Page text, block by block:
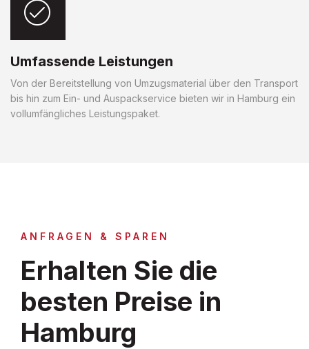
Umfassende Leistungen
Von der Bereitstellung von Umzugsmaterial über den Transport
bis hin zum Ein- und Auspackservice bieten wir in Hamburg ein
vollumfängliches Leistungspaket.
ANFRAGEN & SPAREN
Erhalten Sie die
besten Preise in
Hamburg